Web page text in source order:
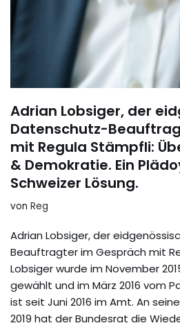
Adrian Lobsiger, der
Datenschutz-
mit Regula Stämpfli:
& Demokratie. Ein
Schweizer Lösung.
von Reg
Adrian Lobsiger, der
Beauftragter im Gespräch mit
Lobsiger wurde im November
gewählt und im März 2016 vom
ist seit Juni 2016 im Amt. An
2019 hat der Bundesrat die